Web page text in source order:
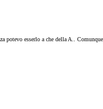
potevo esserlo a che della A..